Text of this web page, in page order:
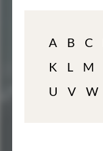
A B C
K
L M
U
V W